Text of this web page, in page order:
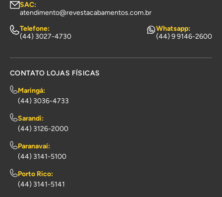
SAC:
atendimento@revestacabamentos.com.br
Telefone:
(44) 3027-4730
Whatsapp:
(44) 9 9146-2600
CONTATO LOJAS FÍSICAS
Maringá:
(44) 3036-4733
Sarandi:
(44) 3126-2000
Paranavaí:
(44) 3141-5100
Porto Rico:
(44) 3141-5141